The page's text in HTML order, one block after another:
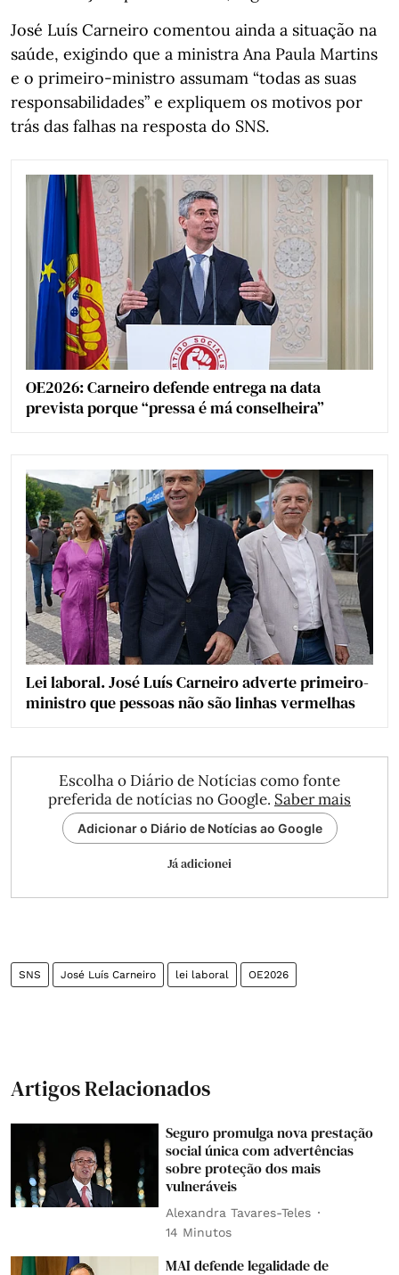
José Luís Carneiro comentou ainda a situação na
saúde, exigindo que a ministra Ana Paula Martins
e o primeiro-ministro assumam “todas as suas
responsabilidades” e expliquem os motivos por
trás das falhas na resposta do SNS.
OE2026: Carneiro defende entrega na data
prevista porque “pressa é má conselheira”
Lei laboral. José Luís Carneiro adverte primeiro-
ministro que pessoas não são linhas vermelhas
Escolha o Diário de Notícias como fonte
preferida de notícias no Google. Saber mais
Adicionar o Diário de Notícias ao Google
Já adicionei
SNS José Luís Carneiro lei laboral OE2026
Artigos Relacionados
Seguro promulga nova prestação
social única com advertências
sobre proteção dos mais
vulneráveis
Alexandra Tavares-Teles
14 Minutos
MAI defende legalidade de